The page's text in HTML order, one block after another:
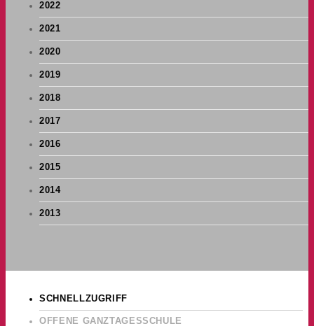
2022
2021
2020
2019
2018
2017
2016
2015
2014
2013
SCHNELLZUGRIFF
OFFENE GANZTAGESSCHULE